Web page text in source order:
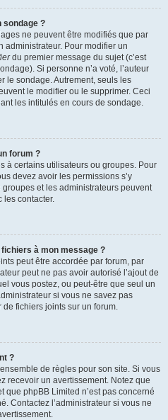
sondage ?
ne peuvent être modifiés que par
administrateur. Pour modifier un
du premier message du sujet (c’est
Si personne n’a voté, l’auteur
le sondage. Autrement, seuls les
le modifier ou le supprimer. Ceci
les intitulés en cours de sondage.
forum ?
à certains utilisateurs ou groupes. Pour
devez avoir les permissions s’y
et les administrateurs peuvent
les contacter.
à mon message ?
peut être accordée par forum, par
peut ne pas avoir autorisé l’ajout de
vous postez, ou peut-être que seul un
si vous ne savez pas
fichiers joints sur un forum.
?
de règles pour son site. Si vous
recevoir un avertissement. Notez que
que phpBB Limited n’est pas concerné
Contactez l’administrateur si vous ne